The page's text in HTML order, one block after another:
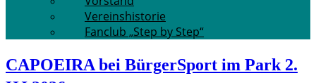
Vereinshistorie
Fanclub „Step by Step“
CAPOEIRA bei BürgerSport im Park 2.